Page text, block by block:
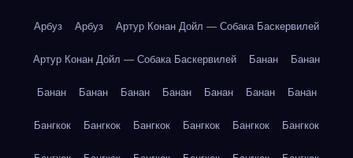
Арбуз Арбуз Артур Конан Дойл — Собака Баскервилей
Артур Конан Дойл — Собака Баскервилей Банан Банан
Банан Банан Банан Банан Банан Банан Банан
Бангкок Бангкок Бангкок Бангкок Бангкок Бангкок